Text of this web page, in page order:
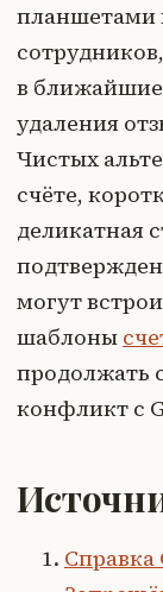
планшетами
в
удаления
Чистых
счёте,
деликатная
могут
шаблоны
продолжать
конфликт с
Справка